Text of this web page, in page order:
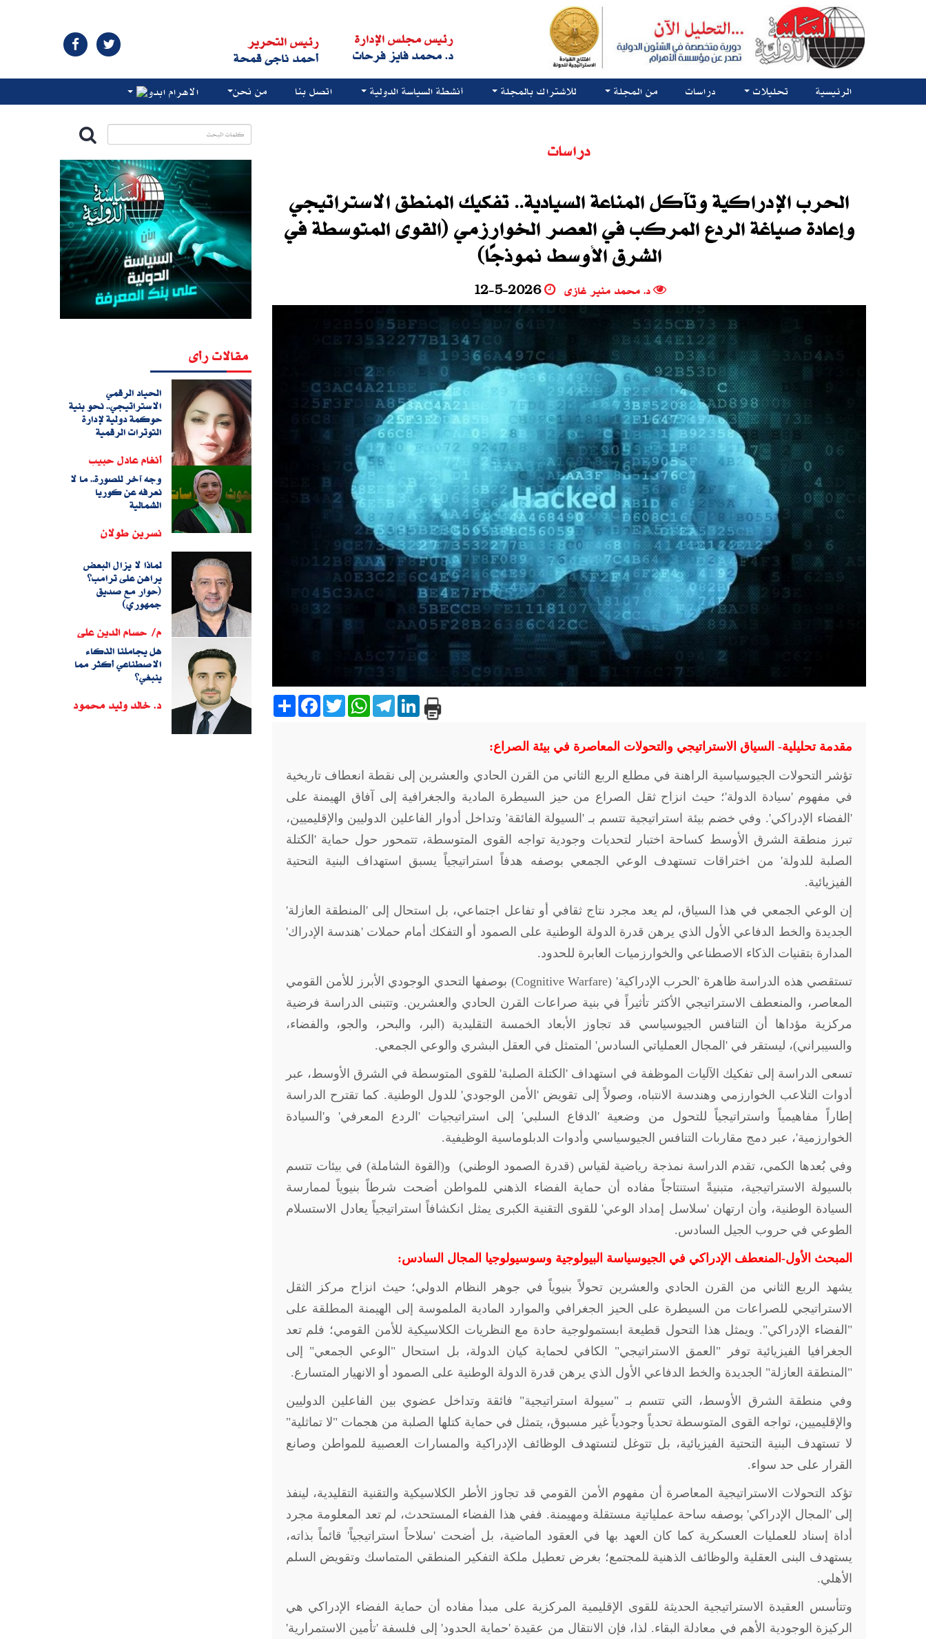
رئيس مجلس الإدارة
د. محمد فايز فرحات
رئيس التحرير
أحمد ناجى قمحة
الرئيسية تحليلات دراسات من المجلة للاشتراك بالمجلة أنشطة السياسة الدولية اتصل بنا من نحن الاهرام ابدو
دراسات
الحرب الإدراكية وتآكل المناعة السيادية.. تفكيك المنطق الاستراتيجي
وإعادة صياغة الردع المركب في العصر الخوارزمي (القوى المتوسطة في
الشرق الأوسط نموذجًا)
د. محمد منير غازى 12-5-2026
ShareFacebook
TwitterWhatsAppTelegramLinkedIn
مقدمة تحليلية- السياق الاستراتيجي والتحولات المعاصرة في بيئة الصراع:
تؤشر التحولات الجيوسياسية الراهنة في مطلع الربع الثاني من القرن الحادي والعشرين إلى نقطة انعطاف تاريخية
في مفهوم 'سيادة الدولة'؛ حيث انزاح ثقل الصراع من حيز السيطرة المادية والجغرافية إلى آفاق الهيمنة على
'الفضاء الإدراكي'. وفي خضم بيئة استراتيجية تتسم بـ 'السيولة الفائقة' وتداخل أدوار الفاعلين الدوليين والإقليميين،
تبرز منطقة الشرق الأوسط كساحة اختبار لتحديات وجودية تواجه القوى المتوسطة، تتمحور حول حماية 'الكتلة
الصلبة للدولة' من اختراقات تستهدف الوعي الجمعي بوصفه هدفاً استراتيجياً يسبق استهداف البنية التحتية
الفيزيائية.
إن الوعي الجمعي في هذا السياق، لم يعد مجرد نتاج ثقافي أو تفاعل اجتماعي، بل استحال إلى 'المنطقة العازلة'
الجديدة والخط الدفاعي الأول الذي يرهن قدرة الدولة الوطنية على الصمود أو التفكك أمام حملات 'هندسة الإدراك'
المدارة بتقنيات الذكاء الاصطناعي والخوارزميات العابرة للحدود.
تستقصي هذه الدراسة ظاهرة 'الحرب الإدراكية' (Cognitive Warfare) بوصفها التحدي الوجودي الأبرز للأمن القومي
المعاصر، والمنعطف الاستراتيجي الأكثر تأثيراً في بنية صراعات القرن الحادي والعشرين. وتتبنى الدراسة فرضية
مركزية مؤداها أن التنافس الجيوسياسي قد تجاوز الأبعاد الخمسة التقليدية (البر، والبحر، والجو، والفضاء،
والسيبراني)، ليستقر في 'المجال العملياتي السادس' المتمثل في العقل البشري والوعي الجمعي.
تسعى الدراسة إلى تفكيك الآليات الموظفة في استهداف 'الكتلة الصلبة' للقوى المتوسطة في الشرق الأوسط، عبر
أدوات التلاعب الخوارزمي وهندسة الانتباه، وصولاً إلى تقويض 'الأمن الوجودي' للدول الوطنية. كما تقترح الدراسة
إطاراً مفاهيمياً واستراتيجياً للتحول من وضعية 'الدفاع السلبي' إلى استراتيجيات 'الردع المعرفي' و'السيادة
الخوارزمية'، عبر دمج مقاربات التنافس الجيوسياسي وأدوات الدبلوماسية الوظيفية.
وفي بُعدها الكمي، تقدم الدراسة نمذجة رياضية لقياس (قدرة الصمود الوطني) و(القوة الشاملة) في بيئات تتسم
بالسيولة الاستراتيجية، متبنيةً استنتاجاً مفاده أن حماية الفضاء الذهني للمواطن أضحت شرطاً بنيوياً لممارسة
السيادة الوطنية، وأن ارتهان 'سلاسل إمداد الوعي' للقوى التقنية الكبرى يمثل انكشافاً استراتيجياً يعادل الاستسلام
الطوعي في حروب الجيل السادس.
المبحث الأول-المنعطف الإدراكي في الجيوسياسة البيولوجية وسوسيولوجيا المجال السادس:
يشهد الربع الثاني من القرن الحادي والعشرين تحولاً بنيوياً في جوهر النظام الدولي؛ حيث انزاح مركز الثقل
الاستراتيجي للصراعات من السيطرة على الحيز الجغرافي والموارد المادية الملموسة إلى الهيمنة المطلقة على
"الفضاء الإدراكي". ويمثل هذا التحول قطيعة ابستمولوجية حادة مع النظريات الكلاسيكية للأمن القومي؛ فلم تعد
الجغرافيا الفيزيائية توفر "العمق الاستراتيجي" الكافي لحماية كيان الدولة، بل استحال "الوعي الجمعي" إلى
"المنطقة العازلة" الجديدة والخط الدفاعي الأول الذي يرهن قدرة الدولة الوطنية على الصمود أو الانهيار المتسارع.
وفي منطقة الشرق الأوسط، التي تتسم بـ "سيولة استراتيجية" فائقة وتداخل عضوي بين الفاعلين الدوليين
والإقليميين، تواجه القوى المتوسطة تحدياً وجودياً غير مسبوق، يتمثل في حماية كتلها الصلبة من هجمات "لا تماثلية"
لا تستهدف البنية التحتية الفيزيائية، بل تتوغل لتستهدف الوظائف الإدراكية والمسارات العصبية للمواطن وصانع
القرار على حد سواء.
تؤكد التحولات الاستراتيجية المعاصرة أن مفهوم الأمن القومي قد تجاوز الأطر الكلاسيكية والتقنية التقليدية، لينفذ
إلى 'المجال الإدراكي' بوصفه ساحة عملياتية مستقلة ومهيمنة. ففي هذا الفضاء المستحدث، لم تعد المعلومة مجرد
أداة إسناد للعمليات العسكرية كما كان العهد بها في العقود الماضية، بل أضحت 'سلاحاً استراتيجياً' قائماً بذاته،
يستهدف البنى العقلية والوظائف الذهنية للمجتمع؛ بغرض تعطيل ملكة التفكير المنطقي المتماسك وتقويض السلم
الأهلي.
وتتأسس العقيدة الاستراتيجية الحديثة للقوى الإقليمية المركزية على مبدأ مفاده أن حماية الفضاء الإدراكي هي
الركيزة الوجودية الأهم في معادلة البقاء. لذا، فإن الانتقال من عقيدة 'حماية الحدود' إلى فلسفة 'تأمين الاستمرارية'
مقالات رأى
الحياد الرقمي
الاستراتيجي.. نحو بنية
حوكمة دولية لإدارة
التوترات الرقمية
أنغام عادل حبيب
وجه آخر للصورة.. ما لا
نعرفه عن كوريا
الشمالية
نسرين طولان
لماذا لا يزال البعض
يراهن على ترامب؟
(حوار مع صديق
جمهوري)
م/ حسام الدين على
هل يجاملنا الذكاء
الاصطناعي أكثر مما
ينبغي؟
د. خالد وليد محمود